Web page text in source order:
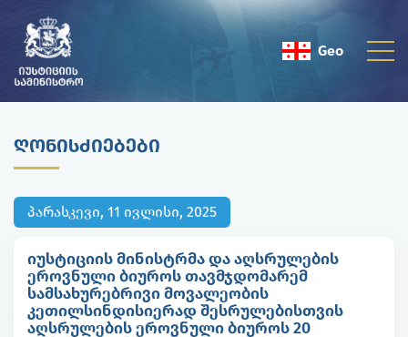
Geo
ᲦᲝᲜᲘᲡᲫᲘᲔᲑᲔᲑᲘ
პარასკევი, 11 ივლისი, 2025
იუსტიციის მინისტრმა და აღსრულების
ეროვნული ბიუროს თავმჯდომარემ
სამსახურებრივი მოვალეობის
კეთილსინდისიერად შესრულებისთვის
აღსრულების ეროვნული ბიუროს 20